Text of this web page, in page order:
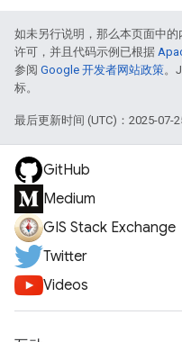
如未另行说明，那么本页面中的
许可，并且代码示例已根据
参阅 Google 开发者网站政策。
标。
最后更新时间 (UTC)：2025-07-
GitHub
Medium
GIS Stack Exchange
Twitter
Videos